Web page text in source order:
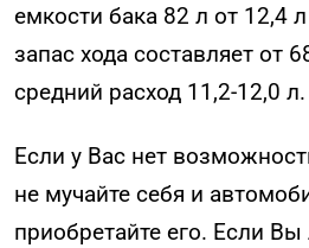
емкости бака 82 л от 12,4
запас хода составляет от
средний расход 11,2-12,0 л.
Если у Вас нет
не мучайте себя и
приобретайте его. Если